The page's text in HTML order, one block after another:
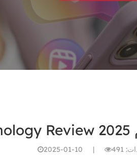
2025-01-10 | 491